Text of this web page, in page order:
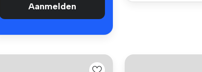
Aanmelden